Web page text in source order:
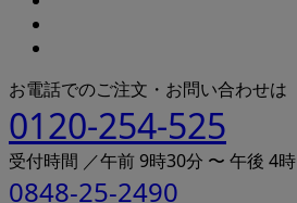
お電話でのご注文・お問い合わせは
0120-254-525
受付時間 ／午前 9時30分 〜 午後 4時
0848-25-2490